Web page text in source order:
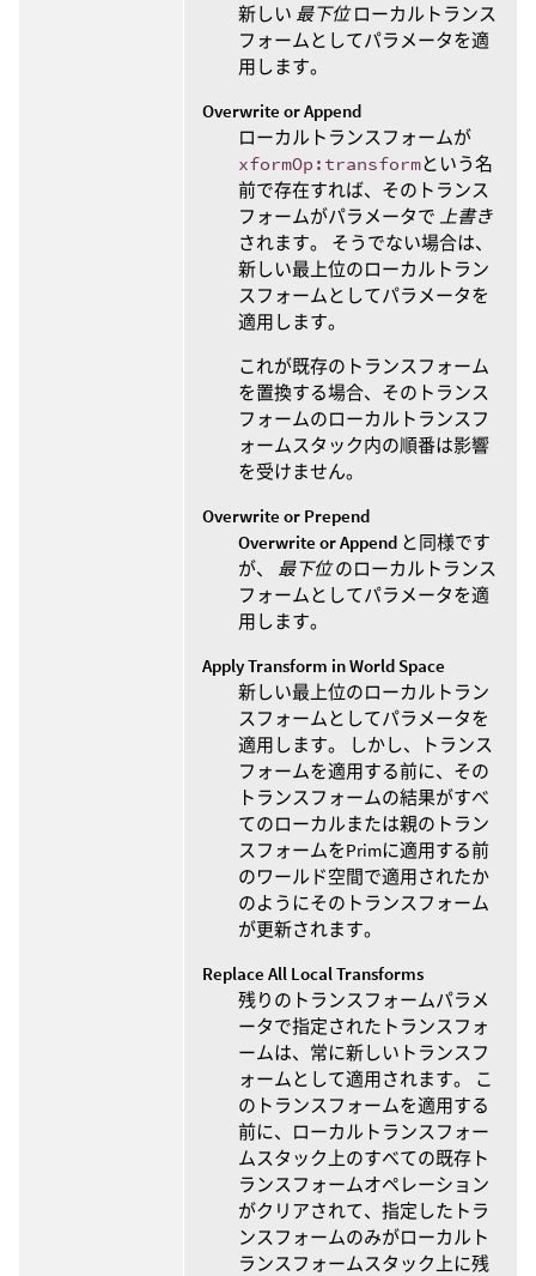
新しい 最下位ローカルトランス
フォームとしてパラメータを適
用します。
Overwrite or Append
ローカルトランスフォームが
xformOp:transformという名
前で存在すれば、そのトランス
フォームがパラメータで 上書き
されます。 そうでない場合は、
新しい最上位のローカルトラン
スフォームとしてパラメータを
適用します。
これが既存のトランスフォーム
を置換する場合、そのトランス
フォームのローカルトランスフ
ォームスタック内の順番は影響
を受けません。
Overwrite or Prepend
Overwrite or Append と同様です
が、
最下位のローカルトランス
フォームとしてパラメータを適
用します。
Apply Transform in World Space
新しい最上位のローカルトラン
スフォームとしてパラメータを
適用します。 しかし、トランス
フォームを適用する前に、その
トランスフォームの結果がすべ
てのローカルまたは親のトラン
スフォームをPrimに適用する前
のワールド空間で適用されたか
のようにそのトランスフォーム
が更新されます。
Replace All Local Transforms
残りのトランスフォームパラメ
ータで指定されたトランスフォ
ームは、常に新しいトランスフ
ォームとして適用されます。 こ
のトランスフォームを適用する
前に、ローカルトランスフォー
ムスタック上のすべての既存ト
ランスフォームオペレーション
がクリアされて、指定したトラ
ンスフォームのみがローカルト
ランスフォームスタック上に残